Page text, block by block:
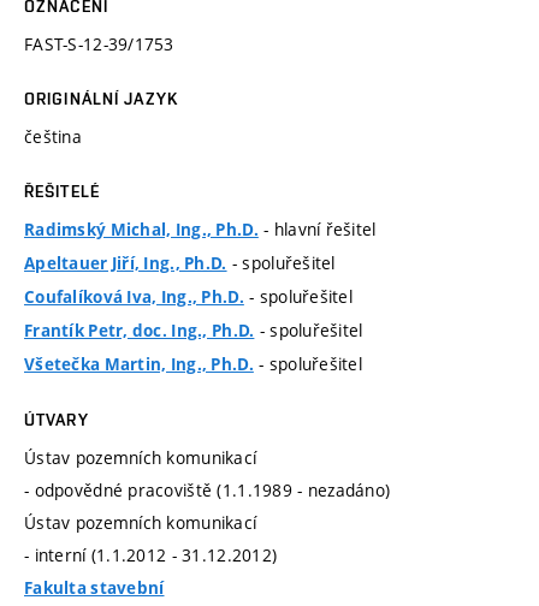
OZNAČENÍ
FAST-S-12-39/1753
ORIGINÁLNÍ JAZYK
čeština
ŘEŠITELÉ
Radimský Michal, Ing., Ph.D. - hlavní řešitel
Apeltauer Jiří, Ing., Ph.D. - spoluřešitel
Coufalíková Iva, Ing., Ph.D. - spoluřešitel
Frantík Petr, doc. Ing., Ph.D. - spoluřešitel
Všetečka Martin, Ing., Ph.D. - spoluřešitel
ÚTVARY
Ústav pozemních komunikací
- odpovědné pracoviště (1.1.1989 - nezadáno)
Ústav pozemních komunikací
- interní (1.1.2012 - 31.12.2012)
Fakulta stavební